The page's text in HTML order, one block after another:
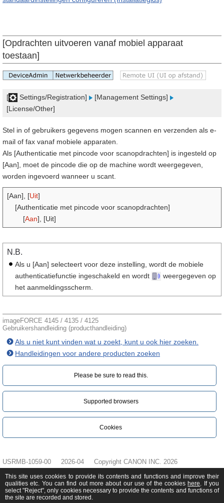
[Opdrachten uitvoeren vanaf mobiel apparaat
toestaan]
[ Settings/Registration]
[Management Settings]
[License/Other]
Stel in of gebruikers gegevens mogen scannen en verzenden als e-
mail of fax vanaf mobiele apparaten.
Als [Authenticatie met pincode voor scanopdrachten] is ingesteld op
[Aan], moet de pincode die op de machine wordt weergegeven,
worden ingevoerd wanneer u scant.
[Aan], [Uit]
[Authenticatie met pincode voor scanopdrachten]
[Aan], [Uit]
N.B.
Als u [Aan] selecteert voor deze instelling, wordt de mobiele
authenticatiefunctie ingeschakeld en wordt
weergegeven op
het aanmeldingsscherm.
imageFORCE 4145 / 4135 / 4125
Gebruikershandleiding (producthandleiding)
Als u niet kunt vinden wat u zoekt, kunt u ook hier zoeken.
Handleidingen voor andere producten zoeken
Please be sure to read this.‎
Supported browsers
Cookies
USRMB-1059-00 2026-04 Copyright CANON INC. 2026
This site uses cookies to provide its contents and functions and improve their
qualities etc. You can find out more about our use of the cookies here. If you
select "Reject", only cookies necessary to provide the contents and functions of
the site are recorded and stored.